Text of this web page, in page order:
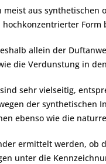
meist aus
Form
allein der
die Verdunstung in
sehr vielseitig,
der synthetischen
ebenso wie die
ermittelt werden, ob
unter die